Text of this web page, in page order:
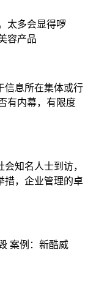
太多会显得啰
容产品
信息所在集体或行
有内幕，有限度
知名人士到访，
措，企业管理的卓
案例：新酷威